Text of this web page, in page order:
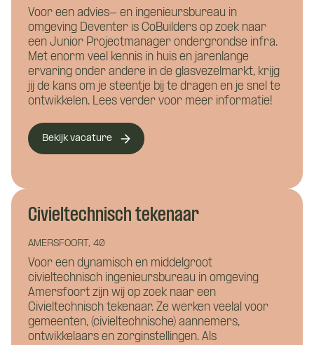
Voor een advies- en ingenieursbureau in
omgeving Deventer is CoBuilders op zoek naar
een Junior Projectmanager ondergrondse infra.
Met enorm veel kennis in huis en jarenlange
ervaring onder andere in de glasvezelmarkt, krijg
jij de kans om je steentje bij te dragen en je snel te
ontwikkelen. Lees verder voor meer informatie!
Bekijk vacature
Civieltechnisch tekenaar
AMERSFOORT, 40
Voor een dynamisch en middelgroot
civieltechnisch ingenieursbureau in omgeving
Amersfoort zijn wij op zoek naar een
Civieltechnisch tekenaar. Ze werken veelal voor
gemeenten, (civieltechnische) aannemers,
ontwikkelaars en zorginstellingen. Als
Wat is je naam?
Wil je alvast wat kwijt?
Wat is je naam?
Namens welk bedrijf neem je contact op?